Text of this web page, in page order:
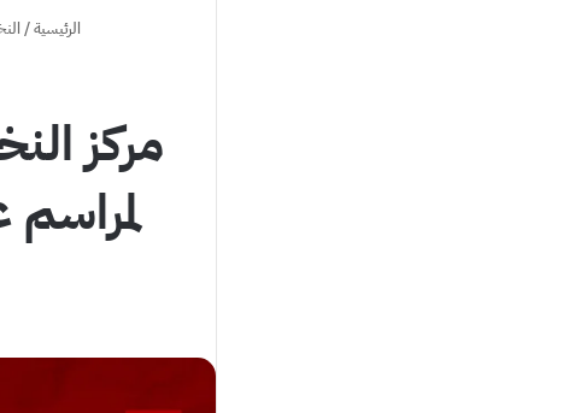
الرئيسية/
مركز